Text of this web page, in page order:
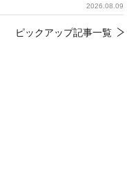
2026.08.09
ピックアップ記事一覧